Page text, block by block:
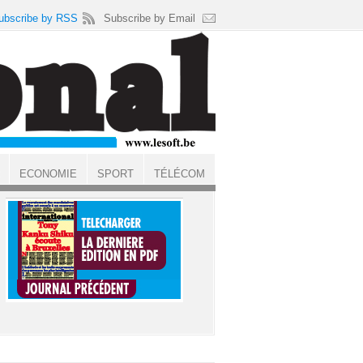
by RSS Subscribe by Email
ECONOMIE SPORT TÉLÉCOM